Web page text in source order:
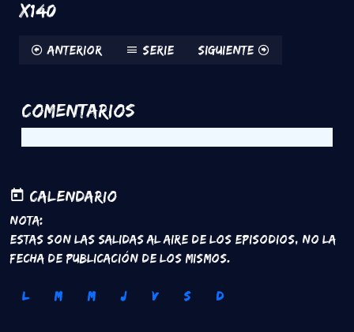
x140
Anterior Serie Siguiente
Comentarios
Calendario
Nota:
Estas son las salidas al aire de los episodios, no la
fecha de publicación de los mismos.
L M M J V S D